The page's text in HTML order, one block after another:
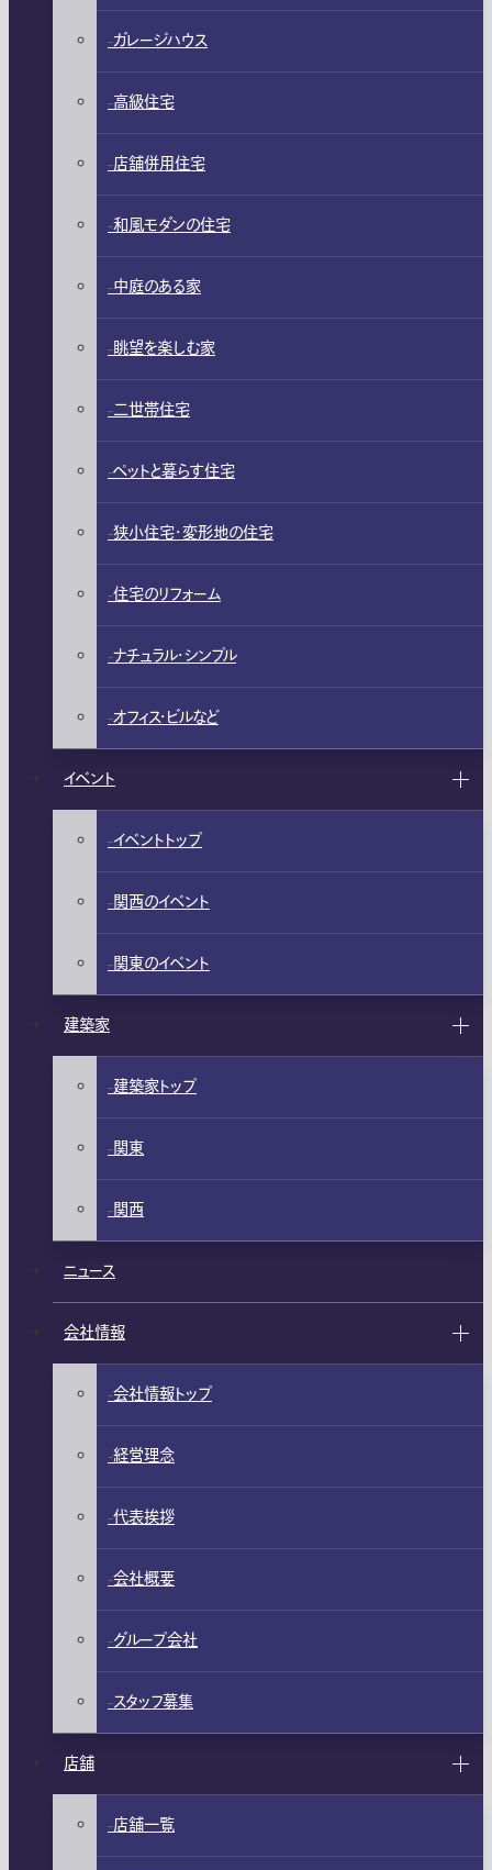
ガレージハウス
高級住宅
店舗併用住宅
和風モダンの住宅
中庭のある家
眺望を楽しむ家
二世帯住宅
ペットと暮らす住宅
狭小住宅・変形地の住宅
住宅のリフォーム
ナチュラル・シンプル
オフィス・ビルなど
イベント
イベントトップ
関西のイベント
関東のイベント
建築家
建築家トップ
関東
関西
ニュース
会社情報
会社情報トップ
経営理念
代表挨拶
会社概要
グループ会社
スタッフ募集
店舗
店舗一覧